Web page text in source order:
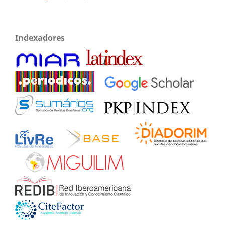
Indexadores